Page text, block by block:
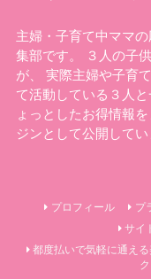
主婦・子育て中ママ
集部です。 ３人の子
が、 実際主婦や子育
て活動している３人
ょっとしたお得情報
ジンとして公開してい
プロフィール プ
サイ
都度払いで気軽に通え